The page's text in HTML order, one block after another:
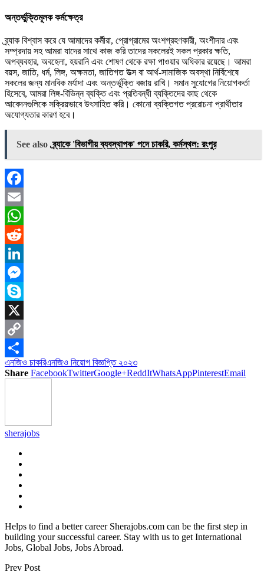
অন্তর্ভুক্তিমূলক কর্মক্ষেত্র
ব্র্যাক বিশ্বাস করে যে আমাদের কর্মীরা, প্রোগ্রামের অংশগ্রহণকারী, অংশীদার এবং
সম্প্রদায় সহ আমরা যাদের সাথে কাজ করি তাদের সকলেরই সকল প্রকার ক্ষতি,
অপব্যবহার, অবহেলা, হয়রানি এবং শোষণ থেকে রক্ষা পাওয়ার অধিকার রয়েছে। আমরা
বয়স, জাতি, ধর্ম, লিঙ্গ, অক্ষমতা, জাতিগত উত্স বা আর্থ-সামাজিক অবস্থা নির্বিশেষে
সকলের জন্য মানবিক মর্যাদা এবং অন্তর্ভুক্তি বজায় রাখি। সমান সুযোগের নিয়োগকর্তা
হিসেবে, আমরা লিঙ্গ-বিভিন্ন ব্যক্তি এবং প্রতিবন্ধী ব্যক্তিদের কাছ থেকে
আবেদনগুলিকে সক্রিয়ভাবে উৎসাহিত করি। কোনো ব্যক্তিগত প্ররোচনা প্রার্থীতার
অযোগ্যতার কারণ হবে।
See also ব্র্যাকে 'বিভাগীয় ব্যবস্থাপক' পদে চাকরি, কর্মস্থল: রংপুর
Facebook
Email
WhatsApp
Reddit
LinkedIn
Messenger
Skype
X
Copy
Link
Share
এনজিও চাকরিএনজিও নিয়োগ বিজ্ঞপ্তি ২০২৩
Share FacebookTwitterGoogle+ReddItWhatsAppPinterestEmail
sherajobs
Helps to find a better career Sherajobs.com can be the first step in
building your successful career. Stay with us to get International
Jobs, Global Jobs, Jobs Abroad.
Prev Post